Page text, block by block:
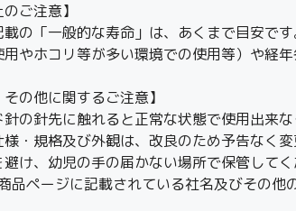
のご注意】
載の「一般的な寿命」は、あくまで目安で
やホコリ等が多い環境での使用等）や経
その他に関するご注意】
針の針先に触れると正常な状態で使用出来
様・規格及び外観は、改良のため予告なく
避け、幼児の手の届かない場所で保管して
品ページに記載されている社名及びその他